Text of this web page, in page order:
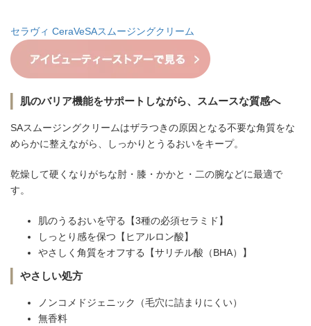
セラヴィ CeraVeSAスムージングクリーム
肌のバリア機能をサポートしながら、スムースな質感へ
SAスムージングクリームはザラつきの原因となる不要な角質をな
めらかに整えながら、しっかりとうるおいをキープ。
乾燥して硬くなりがちな肘・膝・かかと・二の腕などに最適で
す。
肌のうるおいを守る【3種の必須セラミド】
しっとり感を保つ【ヒアルロン酸】
やさしく角質をオフする【サリチル酸（BHA）】
やさしい処方
ノンコメドジェニック（毛穴に詰まりにくい）
無香料